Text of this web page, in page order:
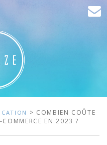
> COMBIEN COÛTE
EN 2023 ?